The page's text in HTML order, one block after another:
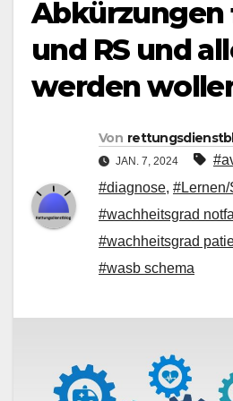
Abkürzungen
und RS und
werden
Von
JAN. 7, 2024
#diagnose,
#wachheitsgrad
#wachheitsgrad
#wasb schema